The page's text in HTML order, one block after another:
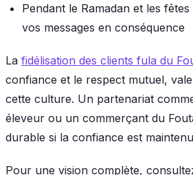
Pendant le Ramadan et les
vos messages en conséquence
La fidélisation des clients fula du
confiance et le respect mutuel,
cette culture. Un partenariat
éleveur ou un commerçant du
durable si la confiance est
Pour une vision complète,